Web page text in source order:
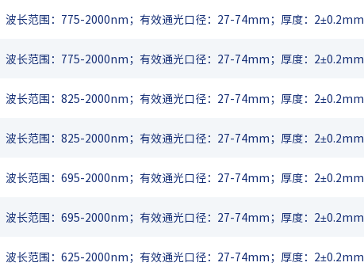
波长范围：775-2000nm；有效通光口径：27-74mm；厚度：2±0.2mm
波长范围：775-2000nm；有效通光口径：27-74mm；厚度：2±0.2mm
波长范围：825-2000nm；有效通光口径：27-74mm；厚度：2±0.2mm
波长范围：825-2000nm；有效通光口径：27-74mm；厚度：2±0.2mm
波长范围：695-2000nm；有效通光口径：27-74mm；厚度：2±0.2mm
波长范围：695-2000nm；有效通光口径：27-74mm；厚度：2±0.2mm
波长范围：625-2000nm；有效通光口径：27-74mm；厚度：2±0.2mm